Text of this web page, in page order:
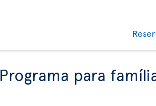
Programa para